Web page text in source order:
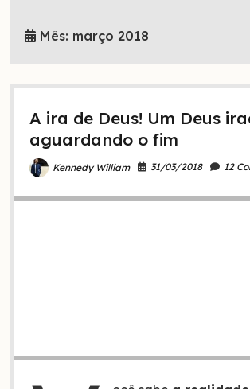
Mês: março 2018
A ira de Deus! Um Deus
aguardando o fim
Kennedy William 31/03/2018 12